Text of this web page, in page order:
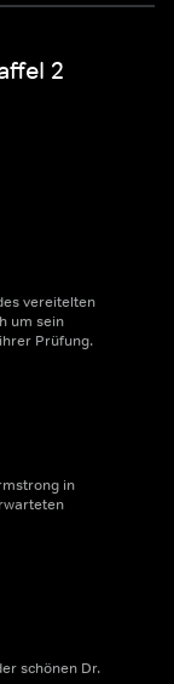
2
vereitelten
um sein
Prüfung.
in
schönen Dr.